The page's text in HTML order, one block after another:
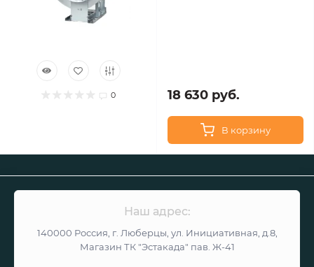
0 18 630 руб.
В корзину
Наш адрес:
140000 Россия, г. Люберцы, ул. Инициативная, д.8,
Магазин ТК "Эстакада" пав. Ж-41